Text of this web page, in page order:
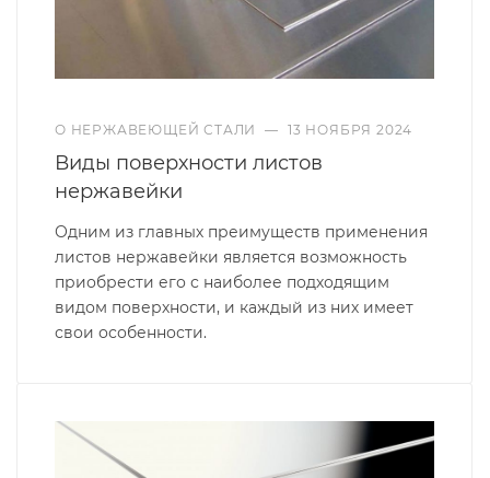
О НЕРЖАВЕЮЩЕЙ СТАЛИ — 13 НОЯБРЯ 2024
Виды поверхности листов
нержавейки
Одним из главных преимуществ применения
листов нержавейки является возможность
приобрести его с наиболее подходящим
видом поверхности, и каждый из них имеет
свои особенности.